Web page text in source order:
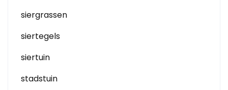
siergrassen
siertegels
siertuin
stadstuin